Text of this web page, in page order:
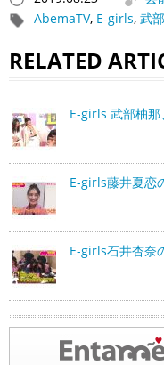
AbemaTV, E-girls, 武
RELATED
E-girls 武部柚
E-girls藤井夏恋
E-girls石井杏奈